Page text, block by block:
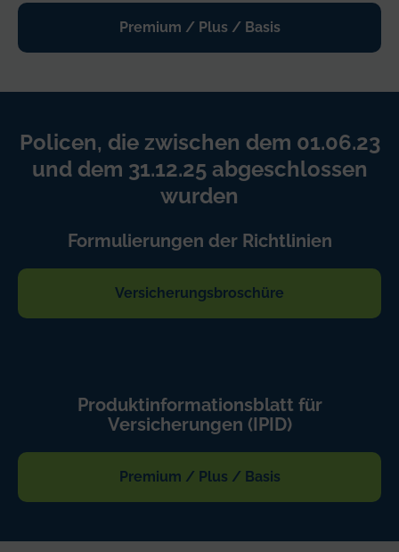
Premium / Plus / Basis
Policen, die zwischen dem 01.06.23
und dem 31.12.25 abgeschlossen
wurden
Formulierungen der Richtlinien
Versicherungsbroschüre
Produktinformationsblatt für
Versicherungen (IPID)
Premium / Plus / Basis